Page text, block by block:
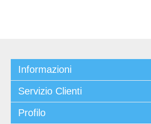
Informazioni
Servizio Clienti
Profilo